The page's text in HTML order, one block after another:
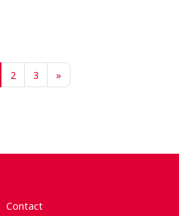
1
2Seite 2
3Seite 3
»Nächste Seite
Contact